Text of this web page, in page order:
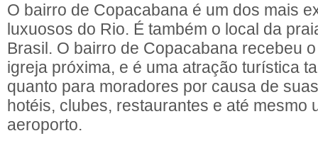
O bairro de Copacabana é um dos mais
luxuosos do Rio. É também o local da
Brasil. O bairro de Copacabana recebeu
igreja próxima, e é uma atração turística
quanto para moradores por causa de
hotéis, clubes, restaurantes e até mesmo
aeroporto.